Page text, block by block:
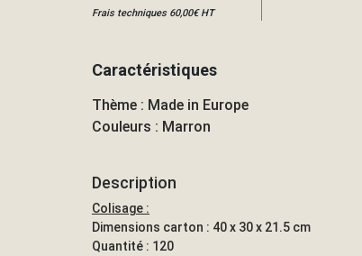
Frais techniques 60,00€ HT
Caractéristiques
Thème : Made in Europe
Couleurs : Marron
Description
Colisage :
Dimensions carton : 40 x 30 x 21.5 cm
Quantité : 120